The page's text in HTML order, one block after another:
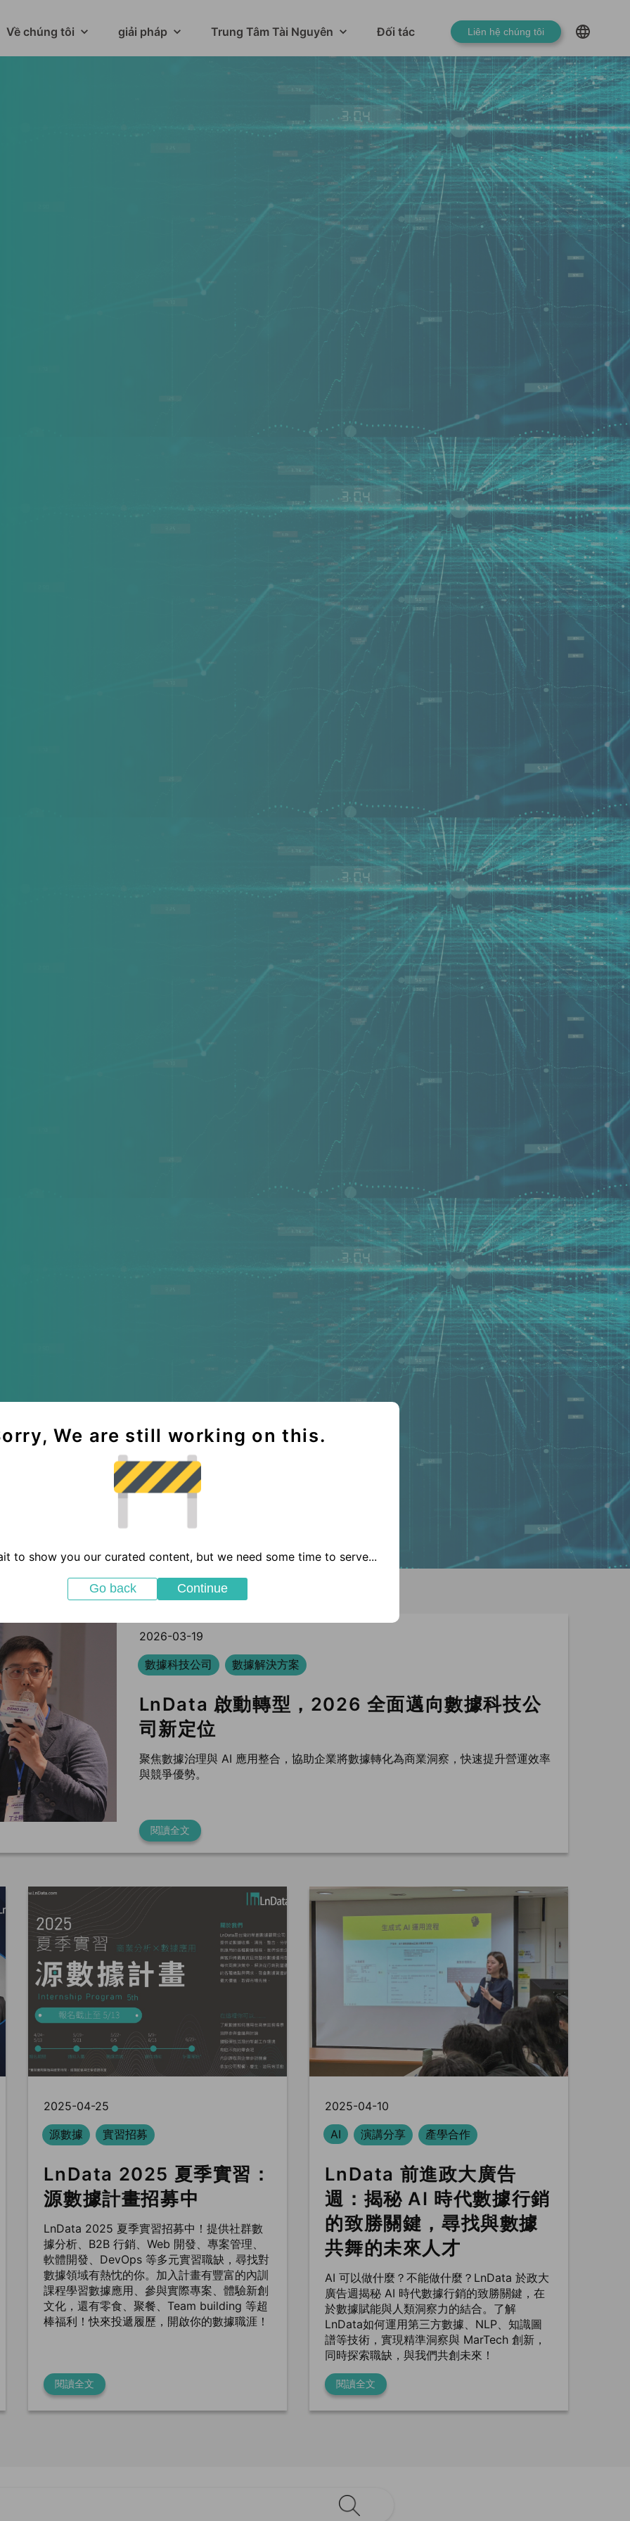
Về chúng tôi giải pháp Trung Tâm Tài Nguyên Đối tác Liên hệ chúng tôi
2026-03-19
數據科技公司
數據解決方案
LnData 啟動轉型，2026 全面邁向數據科技公
司新定位
聚焦數據治理與 AI 應用整合，協助企業將數據轉化為商業洞察，快速提升營運效率
與競爭優勢。
閱讀全文
2025-04-25
源數據
實習招募
LnData 2025 夏季實習：
源數據計畫招募中
LnData 2025 夏季實習招募中！提供社群數
據分析、B2B 行銷、Web 開發、專案管理、
軟體開發、DevOps 等多元實習職缺，尋找對
數據領域有熱忱的你。加入計畫有豐富的內訓
課程學習數據應用、參與實際專案、體驗新創
文化，還有零食、聚餐、Team building 等超
棒福利！快來投遞履歷，開啟你的數據職涯！
閱讀全文
2025-04-10
AI
演講分享 產學合作
LnData 前進政大廣告
週：揭秘 AI 時代數據行銷
的致勝關鍵，尋找與數據
共舞的未來人才
AI 可以做什麼？不能做什麼？LnData 於政大
廣告週揭秘 AI 時代數據行銷的致勝關鍵，在
於數據賦能與人類洞察力的結合。了解
LnData如何運用第三方數據、NLP、知識圖
譜等技術，實現精準洞察與 MarTech 創新，
同時探索職缺，與我們共創未來！
閱讀全文
We are still working on this.
to show you our curated content, but we need some time to serve...
Go back Continue